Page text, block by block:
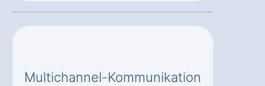
Multichannel-Kommunikation